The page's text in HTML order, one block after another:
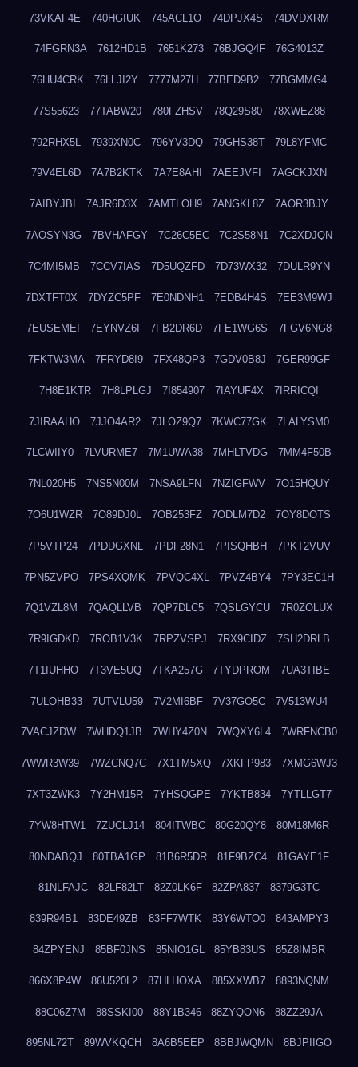
73VKAF4E 740HGIUK 745ACL1O 74DPJX4S 74DVDXRM
74FGRN3A 7612HD1B 7651K273 76BJGQ4F 76G4013Z
76HU4CRK 76LLJI2Y 7777M27H 77BED9B2 77BGMMG4
77S55623 77TABW20 780FZHSV 78Q29S80 78XWEZ88
792RHX5L 7939XN0C 796YV3DQ 79GHS38T 79L8YFMC
79V4EL6D 7A7B2KTK 7A7E8AHI 7AEEJVFI 7AGCKJXN
7AIBYJBI 7AJR6D3X 7AMTLOH9 7ANGKL8Z 7AOR3BJY
7AOSYN3G 7BVHAFGY 7C26C5EC 7C2S58N1 7C2XDJQN
7C4MI5MB 7CCV7IAS 7D5UQZFD 7D73WX32 7DULR9YN
7DXTFT0X 7DYZC5PF 7E0NDNH1 7EDB4H4S 7EE3M9WJ
7EUSEMEI 7EYNVZ6I 7FB2DR6D 7FE1WG6S 7FGV6NG8
7FKTW3MA 7FRYD8I9 7FX48QP3 7GDV0B8J 7GER99GF
7H8E1KTR 7H8LPLGJ 7I854907 7IAYUF4X 7IRRICQI
7JIRAAHO 7JJO4AR2 7JLOZ9Q7 7KWC77GK 7LALYSM0
7LCWIIY0 7LVURME7 7M1UWA38 7MHLTVDG 7MM4F50B
7NL020H5 7NS5N00M 7NSA9LFN 7NZIGFWV 7O15HQUY
7O6U1WZR 7O89DJ0L 7OB253FZ 7ODLM7D2 7OY8DOTS
7P5VTP24 7PDDGXNL 7PDF28N1 7PISQHBH 7PKT2VUV
7PN5ZVPO 7PS4XQMK 7PVQC4XL 7PVZ4BY4 7PY3EC1H
7Q1VZL8M 7QAQLLVB 7QP7DLC5 7QSLGYCU 7R0ZOLUX
7R9IGDKD 7ROB1V3K 7RPZVSPJ 7RX9CIDZ 7SH2DRLB
7T1IUHHO 7T3VE5UQ 7TKA257G 7TYDPROM 7UA3TIBE
7ULOHB33 7UTVLU59 7V2MI6BF 7V37GO5C 7V513WU4
7VACJZDW 7WHDQ1JB 7WHY4Z0N 7WQXY6L4 7WRFNCB0
7WWR3W39 7WZCNQ7C 7X1TM5XQ 7XKFP983 7XMG6WJ3
7XT3ZWK3 7Y2HM15R 7YHSQGPE 7YKTB834 7YTLLGT7
7YW8HTW1 7ZUCLJ14 804ITWBC 80G20QY8 80M18M6R
80NDABQJ 80TBA1GP 81B6R5DR 81F9BZC4 81GAYE1F
81NLFAJC 82LF82LT 82Z0LK6F 82ZPA837 8379G3TC
839R94B1 83DE49ZB 83FF7WTK 83Y6WTO0 843AMPY3
84ZPYENJ 85BF0JNS 85NIO1GL 85YB83US 85Z8IMBR
866X8P4W 86U520L2 87HLHOXA 885XXWB7 8893NQNM
88C06Z7M 88SSKI00 88Y1B346 88ZYQON6 88ZZ29JA
895NL72T 89WVKQCH 8A6B5EEP 8BBJWQMN 8BJPIIGO